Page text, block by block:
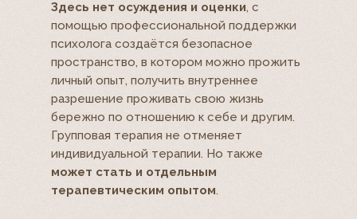
Здесь нет осуждения и оценки, с
помощью профессиональной поддержки
психолога создаётся безопасное
пространство, в котором можно прожить
личный опыт, получить внутреннее
разрешение проживать свою жизнь
бережно по отношению к себе и другим.
Групповая терапия не отменяет
индивидуальной терапии. Но также
может стать и отдельным
терапевтическим опытом.